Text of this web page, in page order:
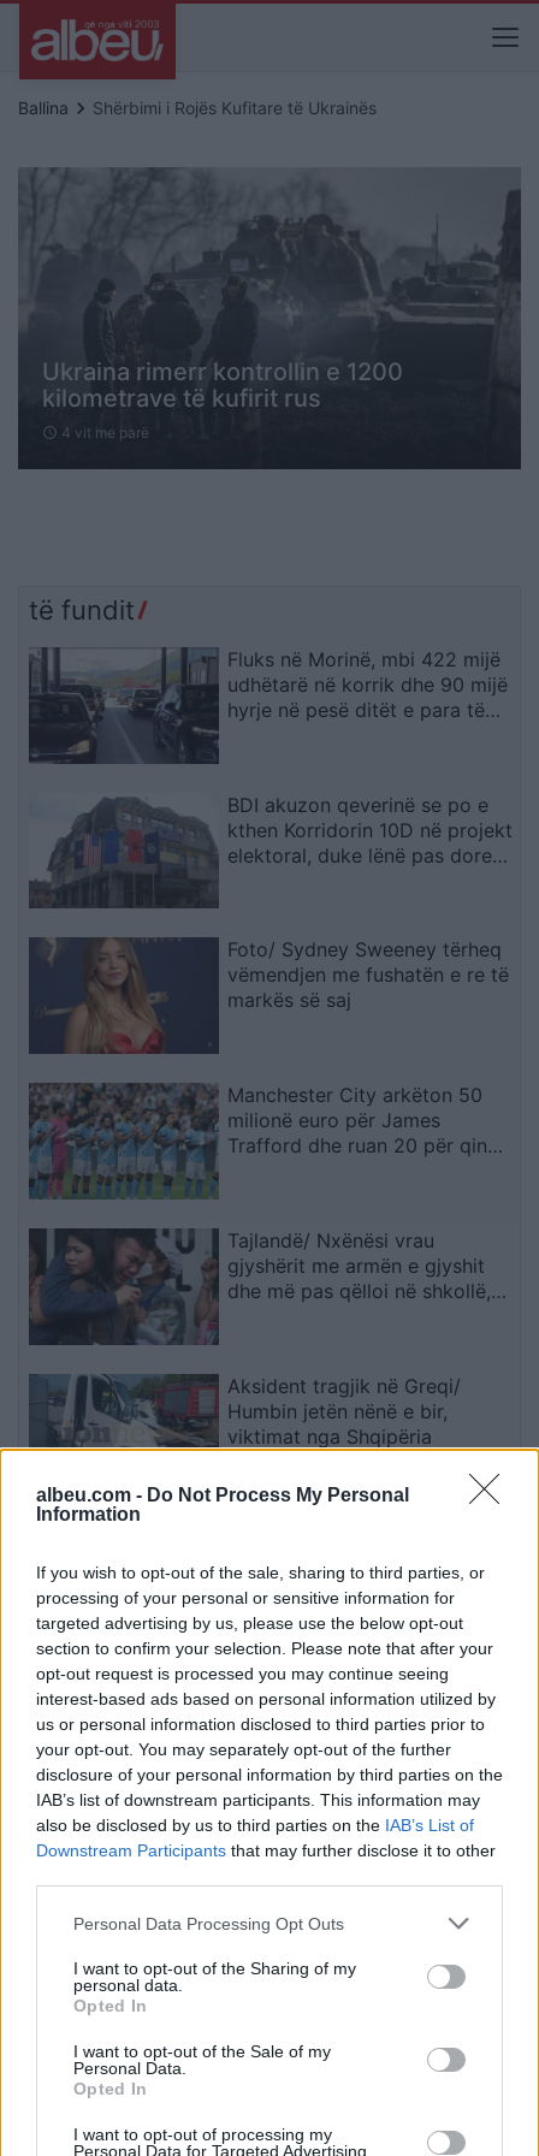
albeu.com - Do Not Process My Personal
Information
If you wish to opt-out of the sale, sharing to third parties, or
processing of your personal or sensitive information for
targeted advertising by us, please use the below opt-out
section to confirm your selection. Please note that after your
opt-out request is processed you may continue seeing
interest-based ads based on personal information utilized by
us or personal information disclosed to third parties prior to
your opt-out. You may separately opt-out of the further
disclosure of your personal information by third parties on the
IAB’s list of downstream participants. This information may
also be disclosed by us to third parties on the IAB’s List of
Downstream Participants that may further disclose it to other
Personal Data Processing Opt Outs
I want to opt-out of the Sharing of my
personal data.
Opted In
I want to opt-out of the Sale of my
Personal Data.
Opted In
I want to opt-out of processing my
Personal Data for Targeted Advertising.
Ballina keyboard_arrow_right Shërbimi i Rojës Kufitare të Ukrainës
Ukraina rimerr kontrollin e 1200
kilometrave të kufirit rus
schedule 4 vit me parë
të fundit
Fluks në Morinë, mbi 422 mijë
udhëtarë në korrik dhe 90 mijë
hyrje në pesë ditët e para të
BDI akuzon qeverinë se po e
kthen Korridorin 10D në projekt
elektoral, duke lënë pas dore
Foto/ Sydney Sweeney tërheq
vëmendjen me fushatën e re të
markës së saj
Manchester City arkëton 50
milionë euro për James
Trafford dhe ruan 20 për qind
Tajlandë/ Nxënësi vrau
gjyshërit me armën e gjyshit
dhe më pas qëlloi në shkollë,
Aksident tragjik në Greqi/
Humbin jetën nënë e bir,
viktimat nga Shqipëria
qytetarëve bullgarë për
anëtarësimin në BE
Esim for USA|Esim for Italy| Esim for Spain | Esim